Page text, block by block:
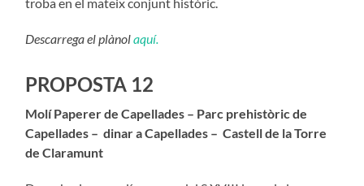
Descarrega el plànolaquí.
PROPOSTA 12
Molí Paperer de Capellades – Parc prehistòric de
Capellades – dinar a Capellades – Castell de la Torre
de Claramunt